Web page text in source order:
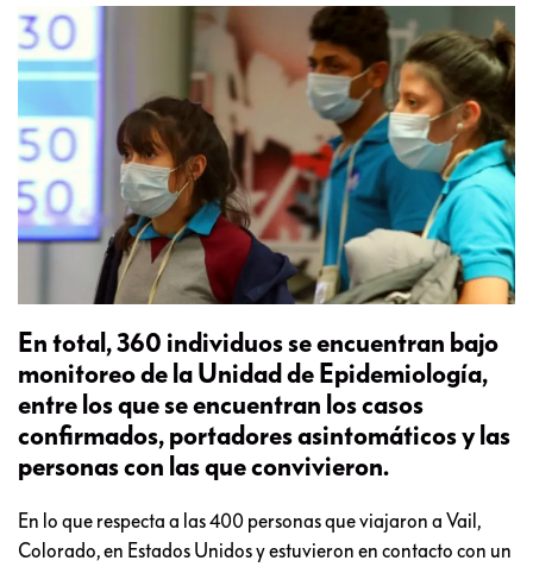
En total, 360 individuos se encuentran bajo
monitoreo de la Unidad de Epidemiología,
entre los que se encuentran los casos
confirmados, portadores asintomáticos y las
personas con las que convivieron.
En lo que respecta a las 400 personas que viajaron a Vail,
Colorado, en Estados Unidos y estuvieron en contacto con un